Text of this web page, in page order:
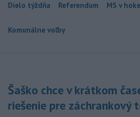
Dielo týždňa Referendum MS v
Komunálne voľby
Šaško chce v krátkom
riešenie pre záchrankový